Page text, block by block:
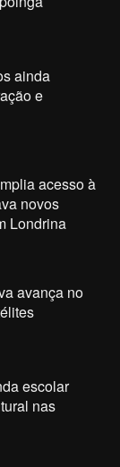
ainda
e
acesso à
novos
Londrina
avança no
escolar
nas